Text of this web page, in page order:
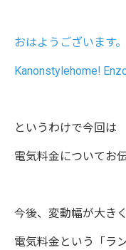
おはようございます。
Kanonstylehome!
というわけで今回は
電気料金についてお
今後、変動幅が大き
電気料金という「ラ